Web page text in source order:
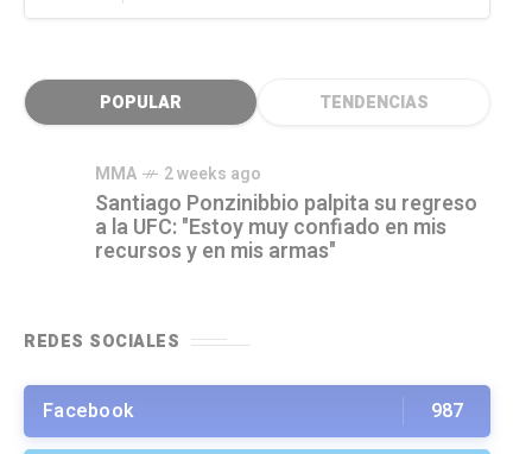
POPULAR TENDENCIAS
MMA 2 weeks ago
Santiago Ponzinibbio palpita su regreso
a la UFC: "Estoy muy confiado en mis
recursos y en mis armas"
REDES SOCIALES
Facebook 987